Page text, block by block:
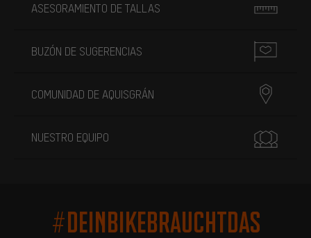
ASESORAMIENTO DE TALLAS
BUZÓN DE SUGERENCIAS
COMUNIDAD DE AQUISGRÁN
NUESTRO EQUIPO
#DEINBIKEBRAUCHTDAS